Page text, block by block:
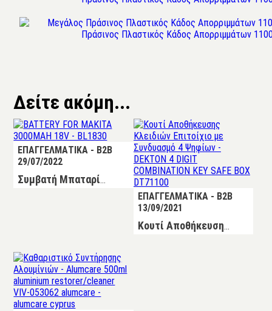
Δείτε ακόμη...
ΕΠΑΓΓΕΛΜΑΤΙΚΑ - B2B
29/07/2022
Συμβατή Μπαταρία για Makita 3000mAh 18V
ΕΠΑΓΓΕΛΜΑΤΙΚΑ - B2B
13/09/2021
Κουτί Αποθήκευσης Κλειδιών Επιτοίχιο με Συνδυασμό 4 Ψηφίων – DEKTON 4 DIGIT COMBINATION KEY SAFE 120 X 90 X 40MM